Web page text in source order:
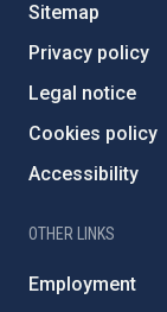
Sitemap
Privacy policy
Legal notice
Cookies policy
Accessibility
OTHER LINKS
Employment